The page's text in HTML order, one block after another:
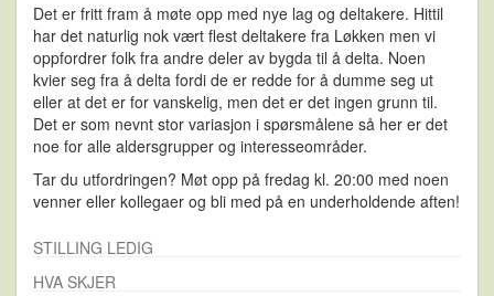
Det er fritt fram å møte opp med nye lag og deltakere. Hittil
har det naturlig nok vært flest deltakere fra Løkken men vi
oppfordrer folk fra andre deler av bygda til å delta. Noen
kvier seg fra å delta fordi de er redde for å dumme seg ut
eller at det er for vanskelig, men det er det ingen grunn til.
Det er som nevnt stor variasjon i spørsmålene så her er det
noe for alle aldersgrupper og interesseområder.
Tar du utfordringen? Møt opp på fredag kl. 20:00 med noen
venner eller kollegaer og bli med på en underholdende aften!
STILLING LEDIG
HVA SKJER